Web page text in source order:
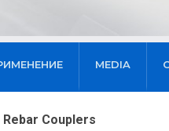
MEDIA
Couplers